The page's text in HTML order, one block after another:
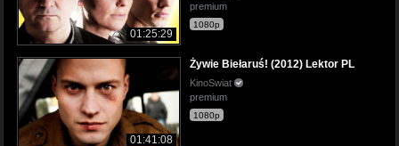
01:25:29
premium
1080p
01:41:08
Żywie Biełaruś! (2012) Lektor PL
KinoSwiat
premium
1080p